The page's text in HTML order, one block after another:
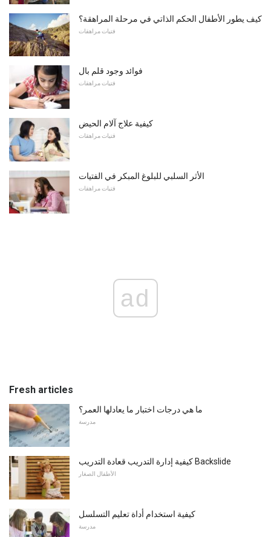
كيف يطور الأطفال الحكم الذاتي في مرحلة المراهقة؟
فتيات مراهقات
فوائد وجود قلم بال
فتيات مراهقات
كيفية علاج آلام الحيض
فتيات مراهقات
الأثر السلبي للبلوغ المبكر في الفتيات
فتيات مراهقات
ad
Fresh articles
ما هي درجات اختبار ما يعادلها العمر؟
مدرسة
كيفية إدارة التدريب قعادة التدريب Backslide
الأطفال الصغار
كيفية استخدام أداة تعليم التسلسل
مدرسة